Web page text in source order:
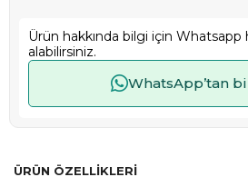
Ürün hakkında bilgi için Whatsapp
alabilirsiniz.
WhatsApp’tan
ÜRÜN ÖZELLIKLERI